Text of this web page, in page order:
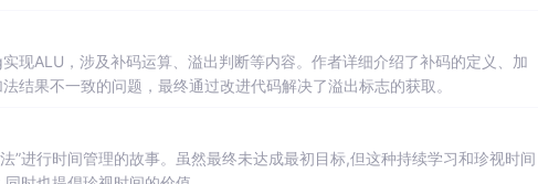
现ALU，涉及补码运算、溢出判断等内容。作者详细介绍了补码的定义、加
结果不一致的问题，最终通过改进代码解决了溢出标志的获取。
”进行时间管理的故事。虽然最终未达成最初目标,但这种持续学习和珍视时间